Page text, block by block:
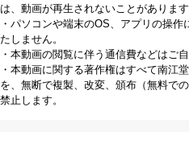
は、動画が再生されないことがあります
・パソコンや端末のOS、アプリの操
たしません。
・本動画の閲覧に伴う通信費などはご
・本動画に関する著作権はすべて南江
を、無断で複製、改変、頒布（無料で
禁止します。